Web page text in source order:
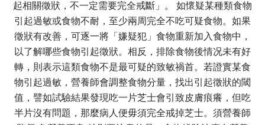
起相關徵狀，不一定需要完全戒斷」。 如懷疑某種類食物
引起過敏或食物不耐，至少兩周完全不吃可疑食物。如果
徵狀有改善，可逐一將「嫌疑犯」食物重新加入食物中，
以了解哪些食物引起徵狀。相反，排除食物後情况未有好
轉，則表示這類食物不是最可疑的致敏禍首。若證實某食
物引起過敏，營養師會調整食物分量，找出引起徵狀的閾
值，譬如試驗結果發現吃一片芝士會引致皮膚痕癢，但吃
半片沒有問題，那麼病人便毋須完全戒掉芝士。須營養師